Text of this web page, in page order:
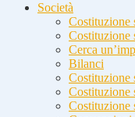
Società
Costituzione
Costituzione
Cerca
Bilanci
Costituzione
Costituzione
Costituzione